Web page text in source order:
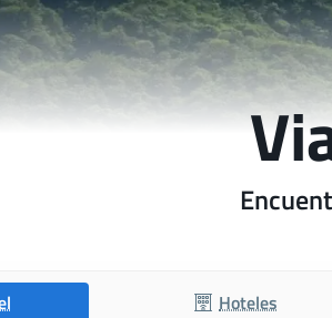
Hoteles